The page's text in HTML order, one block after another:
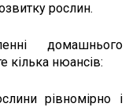
рослин.
домашнього
кілька нюансів:
рівномірно і